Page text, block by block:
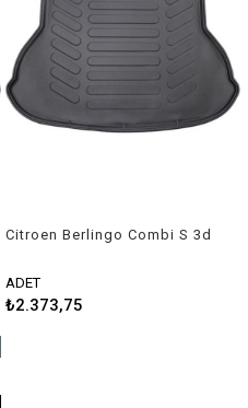
Citroen Berlingo Combi S 3d
ADET
₺2.373,75